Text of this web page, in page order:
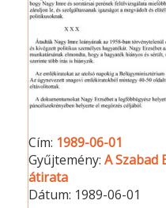
Cím: 1989-06-01
Gyűjtemény:A Szabad
átirata
Dátum: 1989-06-01